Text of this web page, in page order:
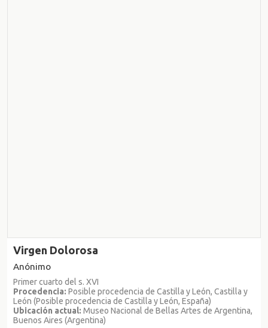
Virgen Dolorosa
Anónimo
Primer cuarto del s. XVI
Procedencia: Posible procedencia de Castilla y León, Castilla y
León (Posible procedencia de Castilla y León, España)
Ubicación actual: Museo Nacional de Bellas Artes de Argentina,
Buenos Aires (Argentina)